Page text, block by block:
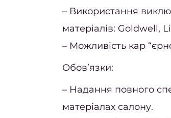
– Використання
матеріалів: Goldwell,
– Можливість кар
Обов’язки:
– Надання повного
матеріалах салону.